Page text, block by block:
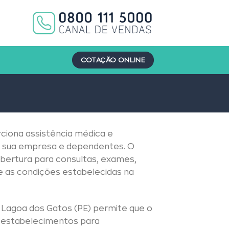
COTAÇÃO ONLINE
assistência médica e
empresa e dependentes. O
para consultas, exames,
condições estabelecidas na
dos Gatos (PE) permite que o
para